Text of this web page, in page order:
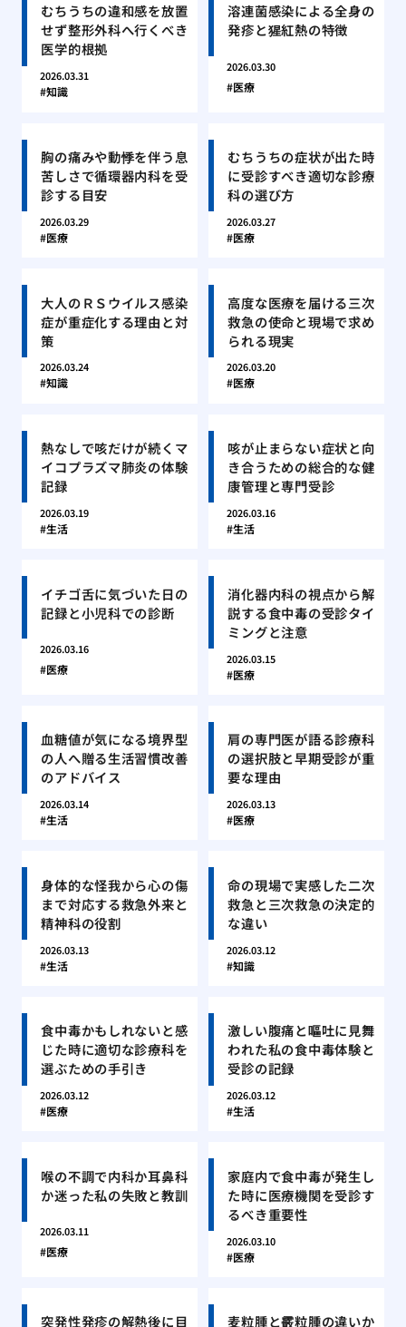
むちうちの違和感を放置
せず整形外科へ行くべき
医学的根拠
2026.03.31
知識
溶連菌感染による全身の
発疹と猩紅熱の特徴
2026.03.30
医療
胸の痛みや動悸を伴う息
苦しさで循環器内科を受
診する目安
2026.03.29
医療
むちうちの症状が出た時
に受診すべき適切な診療
科の選び方
2026.03.27
医療
大人のＲＳウイルス感染
症が重症化する理由と対
策
2026.03.24
知識
高度な医療を届ける三次
救急の使命と現場で求め
られる現実
2026.03.20
医療
熱なしで咳だけが続くマ
イコプラズマ肺炎の体験
記録
2026.03.19
生活
咳が止まらない症状と向
き合うための総合的な健
康管理と専門受診
2026.03.16
生活
イチゴ舌に気づいた日の
記録と小児科での診断
2026.03.16
医療
消化器内科の視点から解
説する食中毒の受診タイ
ミングと注意
2026.03.15
医療
血糖値が気になる境界型
の人へ贈る生活習慣改善
のアドバイス
2026.03.14
生活
肩の専門医が語る診療科
の選択肢と早期受診が重
要な理由
2026.03.13
医療
身体的な怪我から心の傷
まで対応する救急外来と
精神科の役割
2026.03.13
生活
命の現場で実感した二次
救急と三次救急の決定的
な違い
2026.03.12
知識
食中毒かもしれないと感
じた時に適切な診療科を
選ぶための手引き
2026.03.12
医療
激しい腹痛と嘔吐に見舞
われた私の食中毒体験と
受診の記録
2026.03.12
生活
喉の不調で内科か耳鼻科
か迷った私の失敗と教訓
2026.03.11
医療
家庭内で食中毒が発生し
た時に医療機関を受診す
るべき重要性
2026.03.10
医療
突発性発疹の解熱後に目 麦粒腫と霰粒腫の違いか